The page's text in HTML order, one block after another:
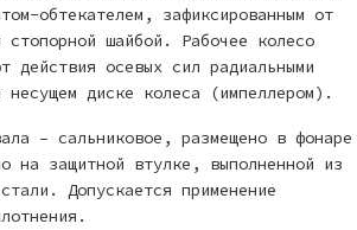
обтекателем, зафиксированным от
стопорной шайбой. Рабочее колесо
действия осевых сил радиальными
несущем диске колеса (импеллером).
– сальниковое, размещено в фонаре
на защитной втулке, выполненной из
Допускается применение